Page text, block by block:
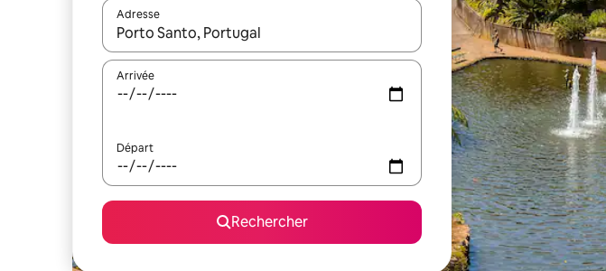
Adresse
Lorsque les résultats s'affichent, utilisez les flèches vers le haut et vers le bas pour
Arrivée
Départ
Rechercher